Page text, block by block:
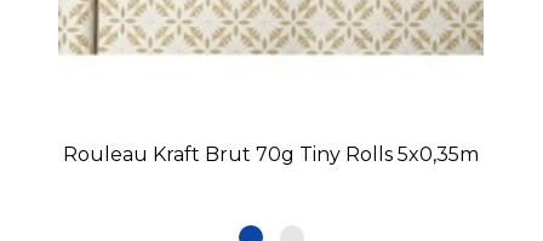
Rouleau Kraft Brut 70g Tiny Rolls 5x0,35m